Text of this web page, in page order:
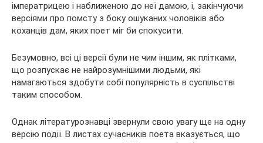
імператрицею і наближеною до неї дамою, і, закінчуючи
версіями про помсту з боку ошуканих чоловіків або
коханців дам, яких поет міг би спокусити.
Безумовно, всі ці версії були не чим іншим, як плітками,
що розпускає не найрозумнішими людьми, які
намагаються здобути собі популярність в суспільстві
таким способом.
Однак літературознавці звернули свою увагу ще на одну
версію події. В листах сучасників поета вказується, що